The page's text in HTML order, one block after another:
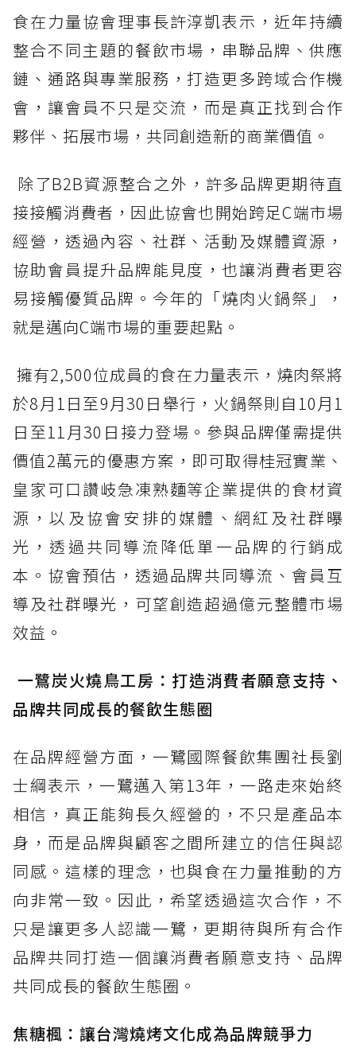
食在力量協會理事長許淳凱表示，近年持續
整合不同主題的餐飲市場，串聯品牌、供應
鏈、通路與專業服務，打造更多跨域合作機
會，讓會員不只是交流，而是真正找到合作
夥伴、拓展市場，共同創造新的商業價值。
除了B2B資源整合之外，許多品牌更期待直
接接觸消費者，因此協會也開始跨足C端市場
經營，透過內容、社群、活動及媒體資源，
協助會員提升品牌能見度，也讓消費者更容
易接觸優質品牌。今年的「燒肉火鍋祭」，
就是邁向C端市場的重要起點。
擁有2,500位成員的食在力量表示，燒肉祭將
於8月1日至9月30日舉行，火鍋祭則自10月1
日至11月30日接力登場。參與品牌僅需提供
價值2萬元的優惠方案，即可取得桂冠實業、
皇家可口讚岐急凍熟麵等企業提供的食材資
源，以及協會安排的媒體、網紅及社群曝
光，透過共同導流降低單一品牌的行銷成
本。協會預估，透過品牌共同導流、會員互
導及社群曝光，可望創造超過億元整體市場
效益。
一鷺炭火燒鳥工房：打造消費者願意支持、
品牌共同成長的餐飲生態圈
在品牌經營方面，一鷺國際餐飲集團社長劉
士綱表示，一鷺邁入第13年，一路走來始終
相信，真正能夠長久經營的，不只是產品本
身，而是品牌與顧客之間所建立的信任與認
同感。這樣的理念，也與食在力量推動的方
向非常一致。因此，希望透過這次合作，不
只是讓更多人認識一鷺，更期待與所有合作
品牌共同打造一個讓消費者願意支持、品牌
共同成長的餐飲生態圈。
焦糖楓：讓台灣燒烤文化成為品牌競爭力